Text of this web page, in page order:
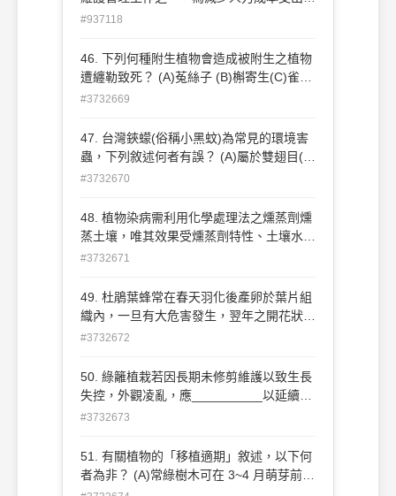
使用「萌前殺草劑」減緩 草種子之萌發，
拉草(C)好年冬(D)二、四地(2,4-D)。
#937118
46. 下列何種附生植物會造成被附生之植物
遭纏勒致死？ (A)菟絲子 (B)槲寄生(C)雀榕
(D)山蘇 。
#3732669
47. 台灣鋏蠓(俗稱小黑蚊)為常見的環境害
蟲，下列敘述何者有誤？ (A)屬於雙翅目(蚊
蠅類)昆蟲 (B)成蟲於日間活動，雌蟲嗜吸人
減緩族群發生 (D)小黑蚊幼蟲期以藍綠藻類
為食物，故適度清理水灘邊緣濕粘區域或陰
#3732670
48. 植物染病需利用化學處理法之燻蒸劑燻
蒸土壤，唯其效果受燻蒸劑特性、土壤水分
和溫度等因素影響，一般較適用於 (A)公園
#3732671
49. 杜鵑葉蜂常在春天羽化後產卵於葉片組
織內，一旦有大危害發生，翌年之開花狀況
有時花量大減，有時甚至無法開花，其幼蟲
蛹，應透過 ________來減少為害發生。
(A)中耕並清除落葉 (B)灌水 (C)修剪 (D)施
#3732672
50. 綠籬植栽若因長期未修剪維護以致生長
失控，外觀凌亂，應__________以延續綠
籬的樣貌機能。 (A)施予強剪(B)分次修剪
#3732673
51. 有關植物的「移植適期」敘述，以下何
者為非？ (A)常綠樹木可在 3~4 月萌芽前